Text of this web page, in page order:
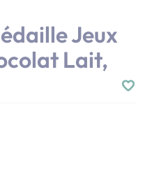
Jeux
Lait,